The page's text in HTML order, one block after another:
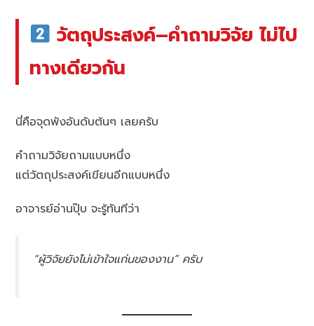
วัตถุประสงค์–คำถามวิจัย ไม่ไป
ทางเดียวกัน
นี่คือจุดพังอันดับต้นๆ เลยครับ
คำถามวิจัยถามแบบหนึ่ง
แต่วัตถุประสงค์เขียนอีกแบบหนึ่ง
อาจารย์อ่านปุ๊บ จะรู้ทันทีว่า
“ผู้วิจัยยังไม่เข้าใจแก่นของงาน” ครับ